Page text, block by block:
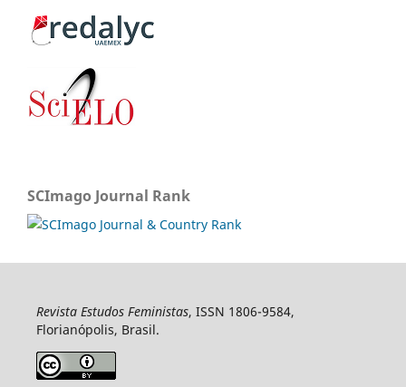
SCImago Journal Rank
Revista Estudos Feministas, ISSN 1806-9584,
Florianópolis, Brasil.